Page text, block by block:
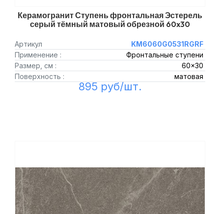
Керамогранит Ступень фронтальная Эстерель
серый тёмный матовый обрезной 60x30
Артикул
KM6060G0531RGRF
Применение :
Фронтальные ступени
Размер, см :
60x30
Поверхность :
матовая
895 руб/шт.